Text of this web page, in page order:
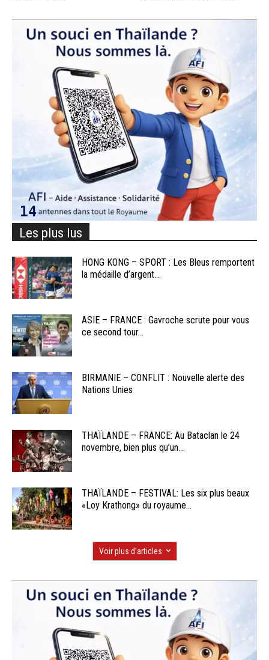
Les plus lus
HONG KONG – SPORT : Les Bleus remportent
la médaille d’argent...
ASIE – FRANCE : Gavroche scrute pour vous
ce second tour...
BIRMANIE – CONFLIT : Nouvelle alerte des
Nations Unies
THAÏLANDE – FRANCE: Au Bataclan le 24
novembre, bien plus qu’un...
THAÏLANDE – FESTIVAL: Les six plus beaux
«Loy Krathong» du royaume...
Voir plus d'articles